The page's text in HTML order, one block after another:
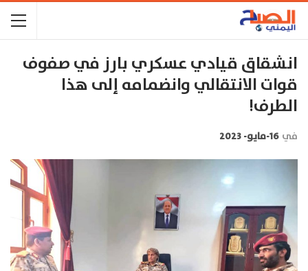
انشقاق قيادي عسكري بارز في صفوف
قوات الانتقالي وانضمامه إلى هذا
الطرف!
في 16-مايو- 2023